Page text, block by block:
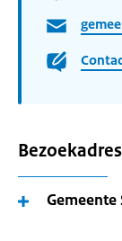
Bezoekadres